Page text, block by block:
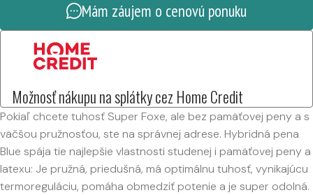
Mám záujem o cenovú ponuku
Možnosť nákupu na splátky cez Home Credit
Pokiaľ chcete tuhosť Super Foxe, ale bez pamäťovej peny a s
väčšou pružnosťou, ste na správnej adrese. Hybridná pena
Blue spája tie najlepšie vlastnosti studenej i pamäťovej peny a
latexu: Je pružná, priedušná, má optimálnu tuhosť, vynikajúcu
termoreguláciu, pomáha obmedziť potenie a je super odolná.